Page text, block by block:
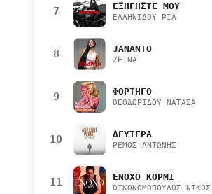
7 ΕΞΗΓΗΣΤΕ ΜΟΥ
ΕΛΛΗΝΙΔΟΥ ΡΙΑ
8 JANANTO
ZEINA
9 ΦΟΡΤΗΓΟ
ΘΕΟΔΩΡΙΔΟΥ ΝΑΤΑΣΑ
10 ΔΕΥΤΕΡΑ
ΡΕΜΟΣ ΑΝΤΩΝΗΣ
11 ΕΝΟΧΟ ΚΟΡΜΙ
ΟΙΚΟΝΟΜΟΠΟΥΛΟΣ ΝΙΚΟΣ